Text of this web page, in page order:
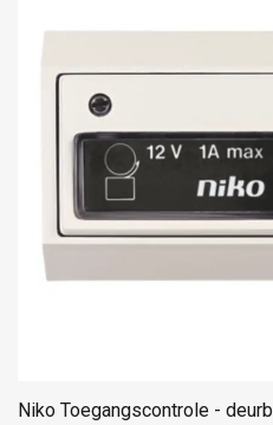
Niko Toegangscontrole -